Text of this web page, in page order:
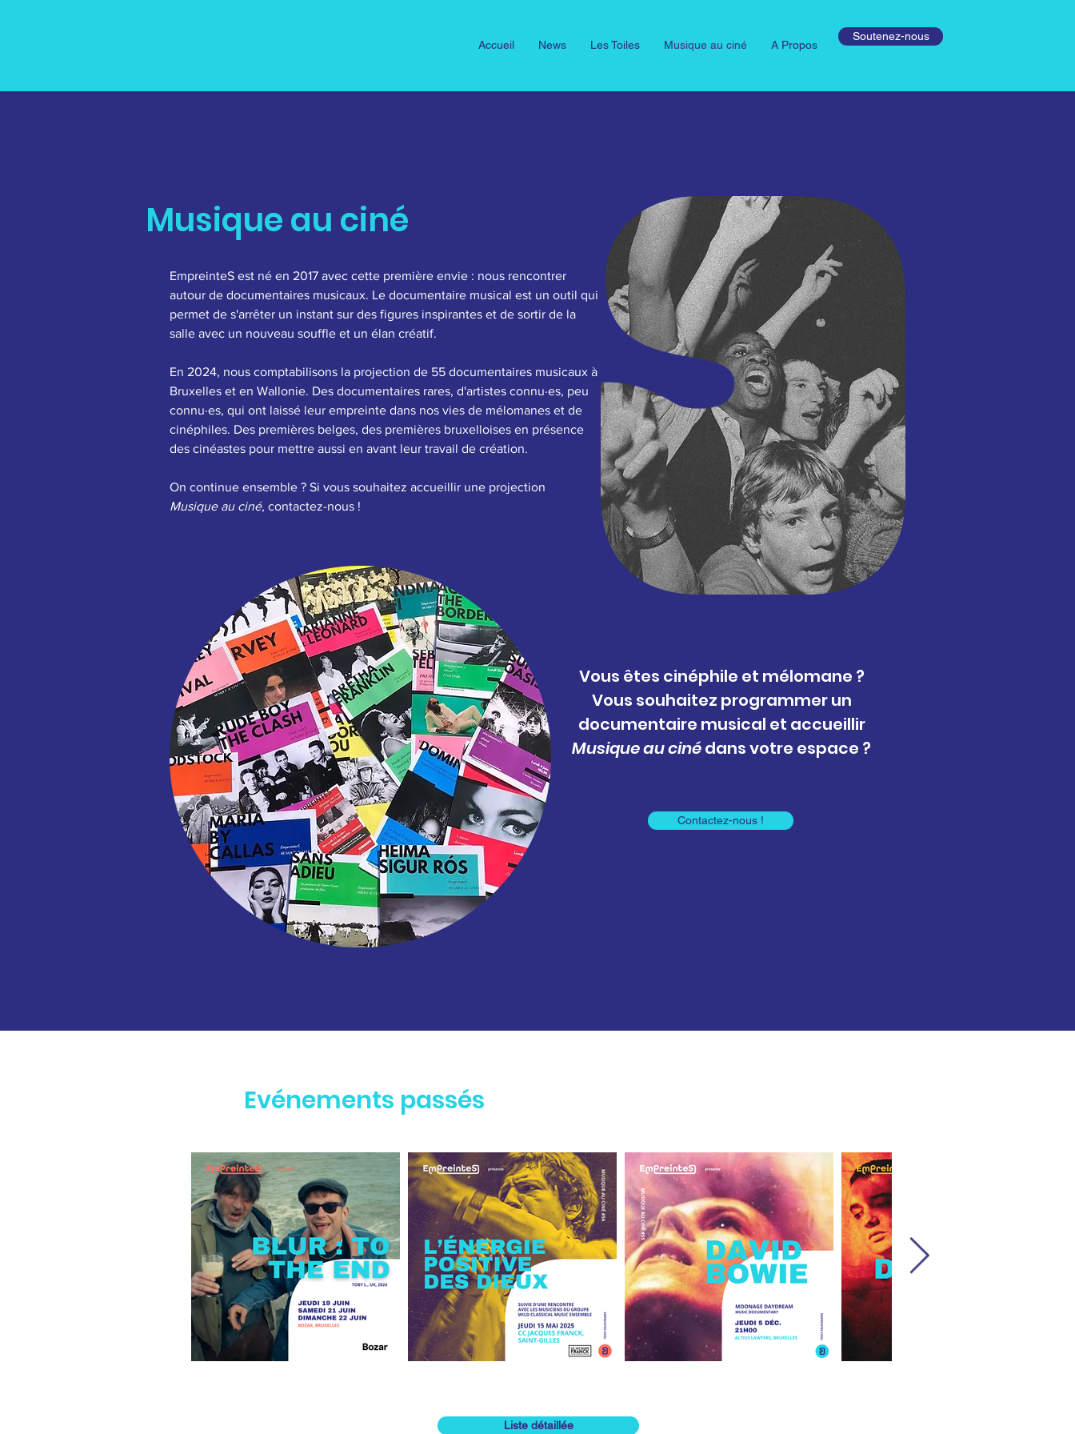
Accueil News Les Toiles Musique au ciné A Propos
Soutenez-nous
EmpreinteS est né en 2017 avec cette première envie : nous rencontrer
autour de documentaires musicaux. Le documentaire musical est un outil qui
permet de s'arrêter un instant sur des figures inspirantes et de sortir de la
salle avec un nouveau souffle et un élan créatif.
En 2024, nous comptabilisons la projection de 55 documentaires musicaux à
Bruxelles et en Wallonie. Des documentaires rares, d'artistes connu·es, peu
connu·es, qui ont laissé leur empreinte dans nos vies de mélomanes et de
cinéphiles. Des premières belges, des premières bruxelloises en présence
des cinéastes pour mettre aussi en avant leur travail de création.
On continue ensemble ? Si vous souhaitez accueillir une projection
Musique au ciné, contactez-nous !
Vous êtes cinéphile et mélomane ?
Vous souhaitez programmer un
documentaire musical et accueillir
Musique au cinédans votre espace ?
Contactez-nous !
Musique au ciné
Evénements passés
Liste détaillée